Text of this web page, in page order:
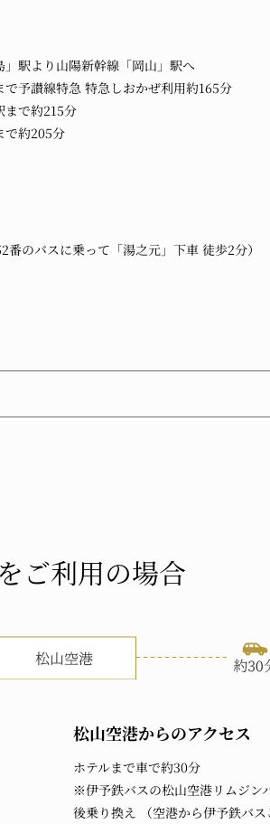
」駅より山陽新幹線「岡山」駅へ
で予讃線特急 特急しおかぜ利用約165分
まで約215分
で約205分
のバスに乗って「湯之元」下車 徒歩2分）
ご利用の場合
松山空港からのアクセス
ホテルまで車で約30分
※伊予鉄バスの松山空港リムジン
後乗り換え （空港から伊予鉄バ